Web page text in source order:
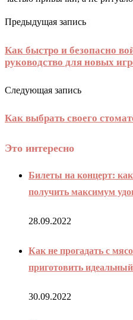
Предыдущая запись
Как быстро и безопасно
руководство для новых
Следующая запись
Как выбрать своего
Это интересно
Билеты на концерт:
получить максимум
28.09.2022
Как не прогадать с
приготовить
30.09.2022